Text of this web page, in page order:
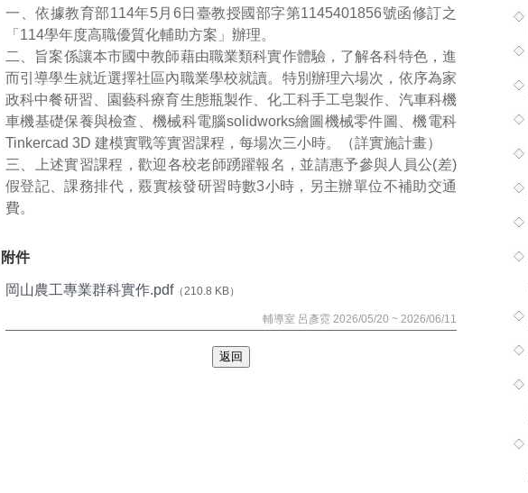
一、依據教育部114年5月6日臺教授國部字第1145401856號函修訂之
「114學年度高職優質化輔助方案」辦理。
二、旨案係讓本市國中教師藉由職業類科實作體驗，了解各科特色，進
而引導學生就近選擇社區內職業學校就讀。特別辦理六場次，依序為家
政科中餐研習、園藝科療育生態瓶製作、化工科手工皂製作、汽車科機
車機基礎保養與檢查、機械科電腦solidworks繪圖機械零件圖、機電科
Tinkercad 3D 建模實戰等實習課程，每場次三小時。（詳實施計畫）
三、上述實習課程，歡迎各校老師踴躍報名，並請惠予參與人員公(差)
假登記、課務排代，覈實核發研習時數3小時，另主辦單位不補助交通
費。
附件
岡山農工專業群科實作.pdf（210.8 KB）
輔導室 呂彥霓 2026/05/20 ~ 2026/06/11
返回